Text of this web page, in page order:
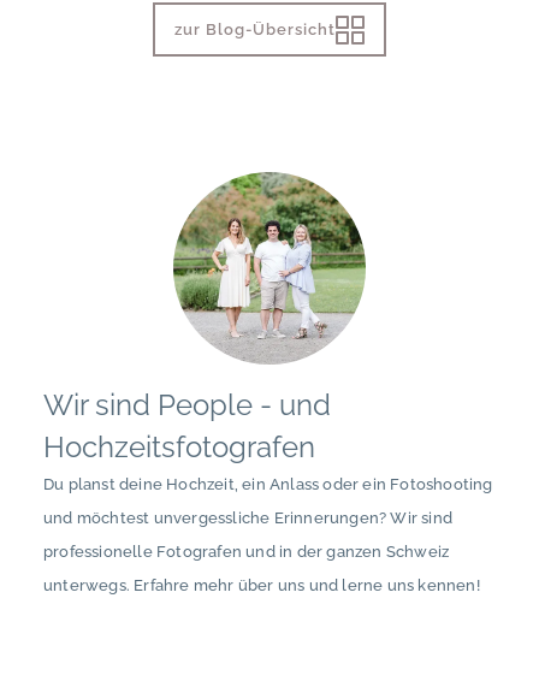
zur Blog-Übersicht
Wir sind People - und
Hochzeitsfotografen
Du planst deine Hochzeit, ein Anlass oder ein Fotoshooting
und möchtest unvergessliche Erinnerungen? Wir sind
professionelle Fotografen und in der ganzen Schweiz
unterwegs. Erfahre mehr über uns und lerne uns kennen!